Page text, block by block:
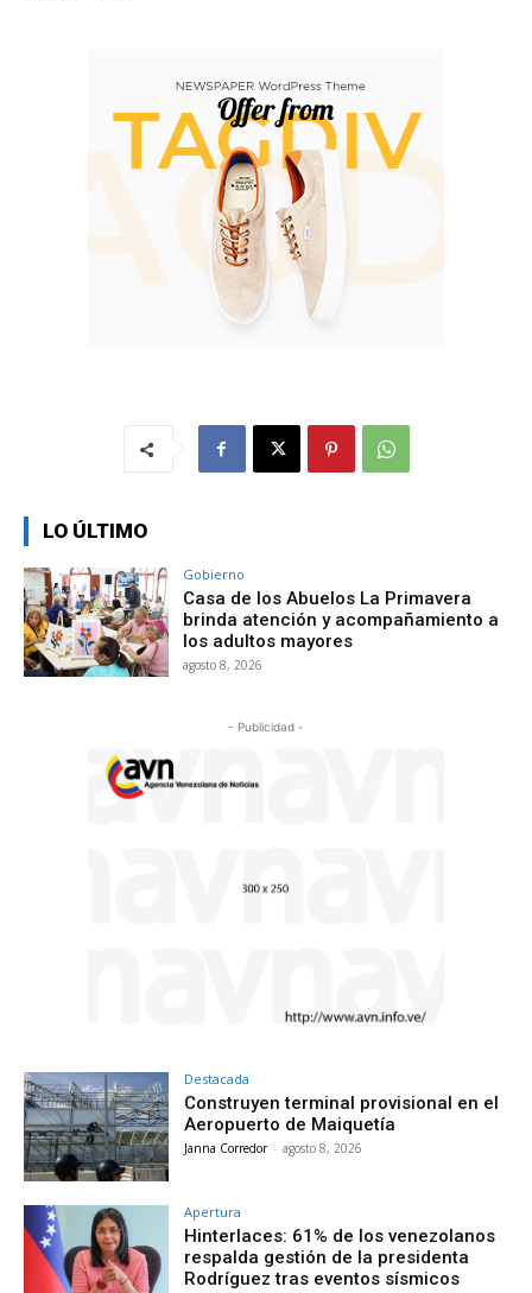
LO ÚLTIMO
Gobierno
Casa de los Abuelos La Primavera
brinda atención y acompañamiento a
los adultos mayores
agosto 8, 2026
- Publicidad -
Destacada
Construyen terminal provisional en el
Aeropuerto de Maiquetía
Janna Corredor - agosto 8, 2026
Apertura
Hinterlaces: 61% de los venezolanos
respalda gestión de la presidenta
Rodríguez tras eventos sísmicos